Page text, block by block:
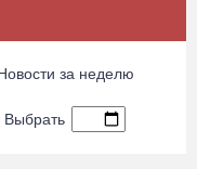
за неделю
Выбрать